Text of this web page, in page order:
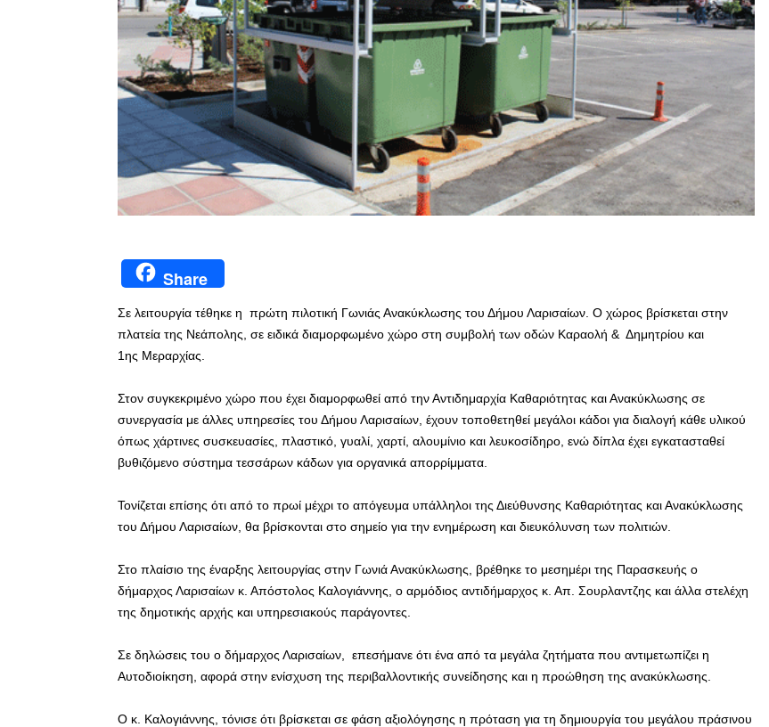
Share
Σε λειτουργία τέθηκε η πρώτη πιλοτική Γωνιάς Ανακύκλωσης του Δήμου Λαρισαίων. Ο χώρος βρίσκεται στην
πλατεία της Νεάπολης, σε ειδικά διαμορφωμένο χώρο στη συμβολή των οδών Καραολή & Δημητρίου και
1ης Μεραρχίας.
Στον συγκεκριμένο χώρο που έχει διαμορφωθεί από την Αντιδημαρχία Καθαριότητας και Ανακύκλωσης σε
συνεργασία με άλλες υπηρεσίες του Δήμου Λαρισαίων, έχουν τοποθετηθεί μεγάλοι κάδοι για διαλογή κάθε υλικού
όπως χάρτινες συσκευασίες, πλαστικό, γυαλί, χαρτί, αλουμίνιο και λευκοσίδηρο, ενώ δίπλα έχει εγκατασταθεί
βυθιζόμενο σύστημα τεσσάρων κάδων για οργανικά απορρίμματα.
Τονίζεται επίσης ότι από το πρωί μέχρι το απόγευμα υπάλληλοι της Διεύθυνσης Καθαριότητας και Ανακύκλωσης
του Δήμου Λαρισαίων, θα βρίσκονται στο σημείο για την ενημέρωση και διευκόλυνση των πολιτιών.
Στο πλαίσιο της έναρξης λειτουργίας στην Γωνιά Ανακύκλωσης, βρέθηκε το μεσημέρι της Παρασκευής ο
δήμαρχος Λαρισαίων κ. Απόστολος Καλογιάννης, ο αρμόδιος αντιδήμαρχος κ. Απ. Σουρλαντζης και άλλα στελέχη
της δημοτικής αρχής και υπηρεσιακούς παράγοντες.
Σε δηλώσεις του ο δήμαρχος Λαρισαίων, επεσήμανε ότι ένα από τα μεγάλα ζητήματα που αντιμετωπίζει η
Αυτοδιοίκηση, αφορά στην ενίσχυση της περιβαλλοντικής συνείδησης και η προώθηση της ανακύκλωσης.
Ο κ. Καλογιάννης, τόνισε ότι βρίσκεται σε φάση αξιολόγησης η πρόταση για τη δημιουργία του μεγάλου πράσινου